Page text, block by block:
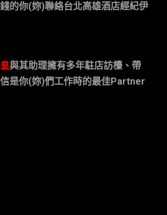
的你(妳)聯絡台北高雄酒店經紀伊
與其助理擁有多年駐店訪檯、帶
是你(妳)們工作時的最佳Partner